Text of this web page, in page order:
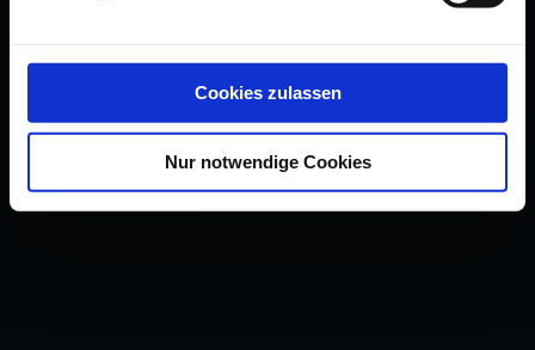
Cookies zulassen
Nur notwendige Cookies